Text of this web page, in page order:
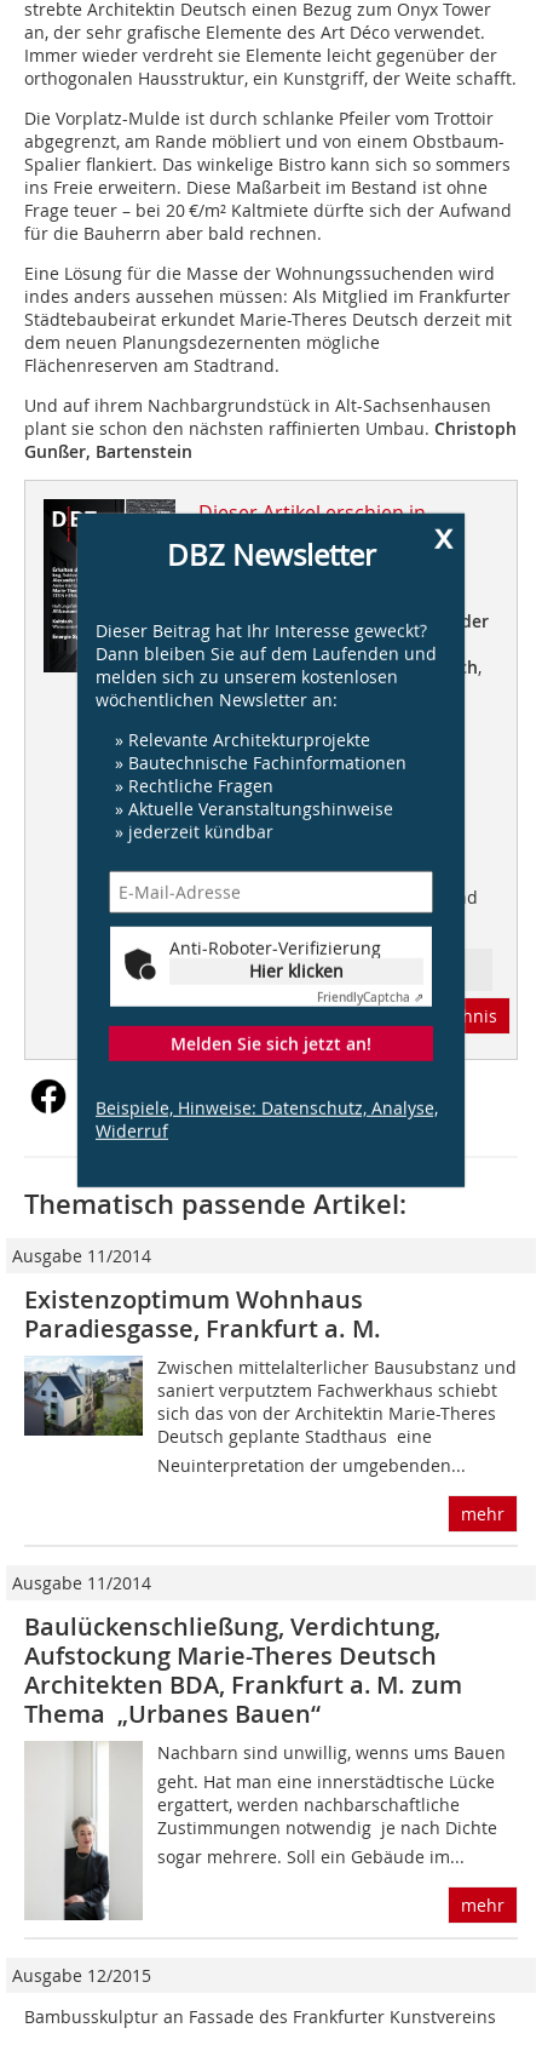
strebte Architektin Deutsch einen Bezug zum Onyx Tower
an, der sehr grafische Elemente des Art Déco verwendet.
Immer wieder verdreht sie Elemente leicht gegenüber der
orthogonalen Hausstruktur, ein Kunstgriff, der Weite schafft.
Die Vorplatz-Mulde ist durch schlanke Pfeiler vom Trottoir
ab­gegrenzt, am Rande möbliert und von einem Obstbaum-
Spalier flankiert. Das winkelige Bistro kann sich so sommers
ins Freie erweitern. Diese Maßarbeit im Bestand ist ohne
Frage teuer – bei 20 €/m² Kaltmiete dürfte sich der Aufwand
für die Bauherrn aber bald rechnen.
Eine Lösung für die Masse der Wohnungssuchenden wird
indes anders aussehen müssen: Als Mitglied im Frankfurter
Städtebaubeirat erkundet Marie-Theres Deutsch derzeit mit
dem neuen Planungsdezernenten mögliche
Flächenreserven am Stadtrand.
Und auf ihrem Nachbargrundstück in Alt-Sachsenhausen
plant sie schon den nächsten raffinierten Umbau. Christoph
Gunßer, Bartenstein
Dieser Artikel erschien in
DBZ 12/2016
ksg
, Robbrecht en Daem,Alexander
Palowski, 51N4E, Arnke Häntsch
Mattmüller,Marie-Theres Deutsch,
STEIN HEMMES WIRTZ
HaftungsfalleAltbausanierung
Kaltdach
Energie Spezial
Prof. Johannes Kister, kister
scheithauer gross architekten und
stadtplaner
Ressort: Architektur
Inhaltsverzeichnis
x
DBZ Newsletter
Dieser Beitrag hat Ihr Interesse geweckt?
Dann bleiben Sie auf dem Laufenden und
melden sich zu unserem kostenlosen
wöchentlichen Newsletter an:
» Relevante Architekturprojekte
» Bautechnische Fachinformationen
» Rechtliche Fragen
» Aktuelle Veranstaltungshinweise
» jederzeit kündbar
Anti-Roboter-Verifizierung
Hier klicken
FriendlyCaptcha ⇗
Melden Sie sich jetzt an!
Beispiele, Hinweise: Datenschutz, Analyse,
Widerruf
Thematisch passende Artikel:
Ausgabe 11/2014
Existenzoptimum Wohnhaus
Paradiesgasse, Frankfurt a. M.
Zwischen mittelalterlicher Bausubstanz und
saniert verputztem Fachwerkhaus schiebt
sich das von der Architektin Marie-Theres
Deutsch geplante Stadthaus  eine
Neuinterpretation der umgebenden...
mehr
Ausgabe 11/2014
Baulückenschließung, Verdichtung,
Aufstockung Marie-Theres Deutsch
Architekten BDA, Frankfurt a. M. zum
Thema „Urbanes Bauen“
Nachbarn sind unwillig, wenns ums Bauen
geht. Hat man eine inner­städtische Lücke
ergattert, werden nachbarschaftliche
Zustimmungen notwendig  je nach Dichte
sogar mehrere. Soll ein Gebäude im...
mehr
Ausgabe 12/2015
Bambusskulptur an Fassade des Frankfurter Kunstvereins